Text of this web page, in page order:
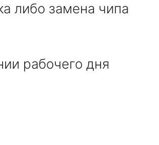
либо замена чипа
рабочего дня